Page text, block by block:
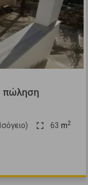
πώληση
63 m2